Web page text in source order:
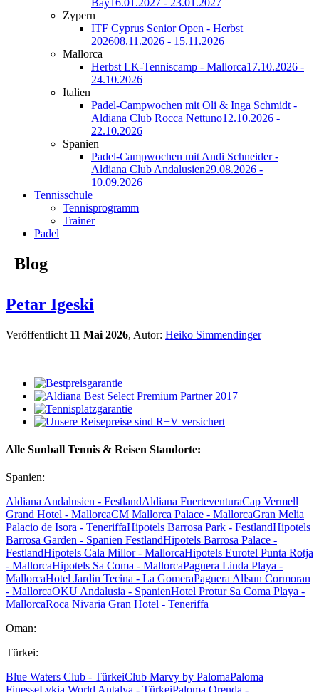
Bay16.01.2027 - 23.01.2027
Zypern
ITF Cyprus Senior Open - Herbst
202608.11.2026 - 15.11.2026
Mallorca
Herbst LK-Tenniscamp - Mallorca17.10.2026 -
24.10.2026
Italien
Padel-Campwochen mit Oli & Inga Schmidt -
Aldiana Club Rocca Nettuno12.10.2026 -
22.10.2026
Spanien
Padel-Campwochen mit Andi Schneider -
Aldiana Club Andalusien29.08.2026 -
10.09.2026
Tennisschule
Tennisprogramm
Trainer
Padel
Blog
Petar Igeski
Veröffentlicht 11 Mai 2026, Autor: Heiko Simmendinger
Alle Sunball Tennis & Reisen Standorte:
Spanien:
Aldiana Andalusien - FestlandAldiana FuerteventuraCap Vermell
Grand Hotel - MallorcaCM Mallorca Palace - MallorcaGran Melia
Palacio de Isora - TeneriffaHipotels Barrosa Park - FestlandHipotels
Barrosa Garden - Spanien FestlandHipotels Barrosa Palace -
FestlandHipotels Cala Millor - MallorcaHipotels Eurotel Punta Rotja
- MallorcaHipotels Sa Coma - MallorcaPaguera Linda Playa -
MallorcaHotel Jardin Tecina - La GomeraPaguera Allsun Cormoran
- MallorcaOKU Andalusia - SpanienHotel Protur Sa Coma Playa -
MallorcaRoca Nivaria Gran Hotel - Teneriffa
Oman:
Türkei:
Blue Waters Club - TürkeiClub Marvy by PalomaPaloma